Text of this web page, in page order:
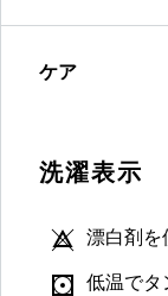
ケア
洗濯表示
漂白剤を
低温でタ